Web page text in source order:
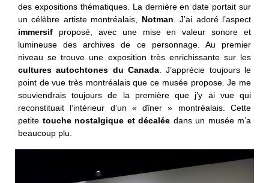
des expositions thématiques. La dernière en date portait sur
un célèbre artiste montréalais, Notman. J’ai adoré l’aspect
immersif proposé, avec une mise en valeur sonore et
lumineuse des archives de ce personnage. Au premier
niveau se trouve une exposition très enrichissante sur les
cultures autochtones du Canada. J’apprécie toujours le
point de vue très montréalais que ce musée propose. Je me
souviendrais toujours de la première que j’y ai vue qui
reconstituait l’intérieur d’un « dîner » montréalais. Cette
petite touche nostalgique et décalée dans un musée m’a
beaucoup plu.